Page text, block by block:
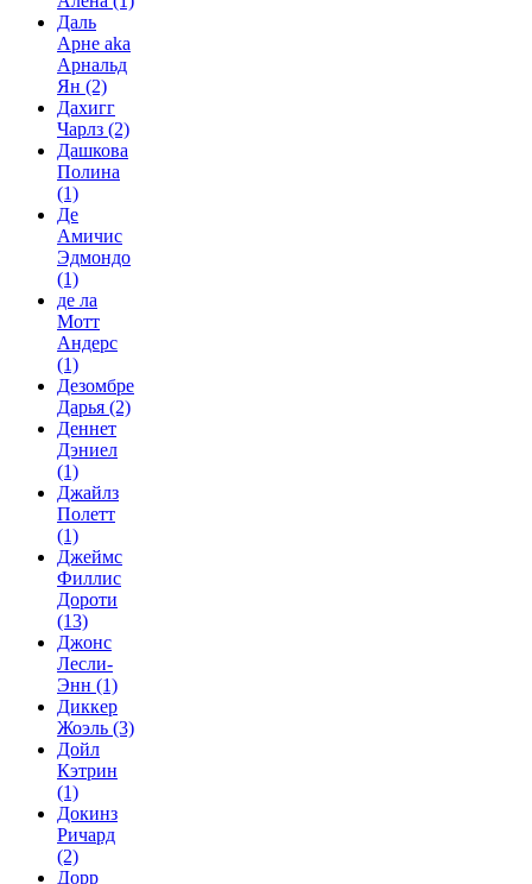
Даль
Арне aka
Арнальд
Ян (2)
Дахигг
Чарлз (2)
Дашкова
Полина
(1)
Де
Амичис
Эдмондо
(1)
де ла
Мотт
Андерс
(1)
Дезомбре
Дарья (2)
Деннет
Дэниел
(1)
Джайлз
Полетт
(1)
Джеймс
Филлис
Дороти
(13)
Джонс
Лесли-
Энн (1)
Диккер
Жоэль (3)
Дойл
Кэтрин
(1)
Докинз
Ричард
(2)
Дорр